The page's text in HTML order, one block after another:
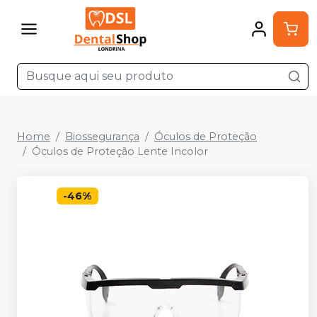
Home Biossegurança
Óculos de Proteção
Óculos de Proteção Lente Incolor
-46%